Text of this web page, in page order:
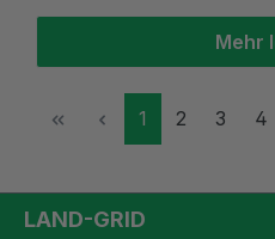
Mehr
Seite
1 Seite
2 Seite
3 4
LAND-GRID